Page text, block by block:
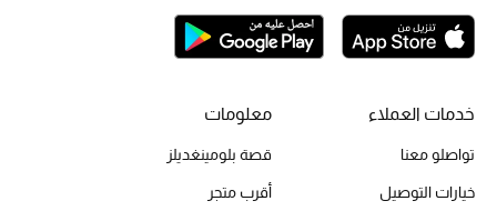
خدمات العملاء
تواصلو معنا
خيارات التوصيل
معلومات
قصة بلومينغديلز
أقرب متجر